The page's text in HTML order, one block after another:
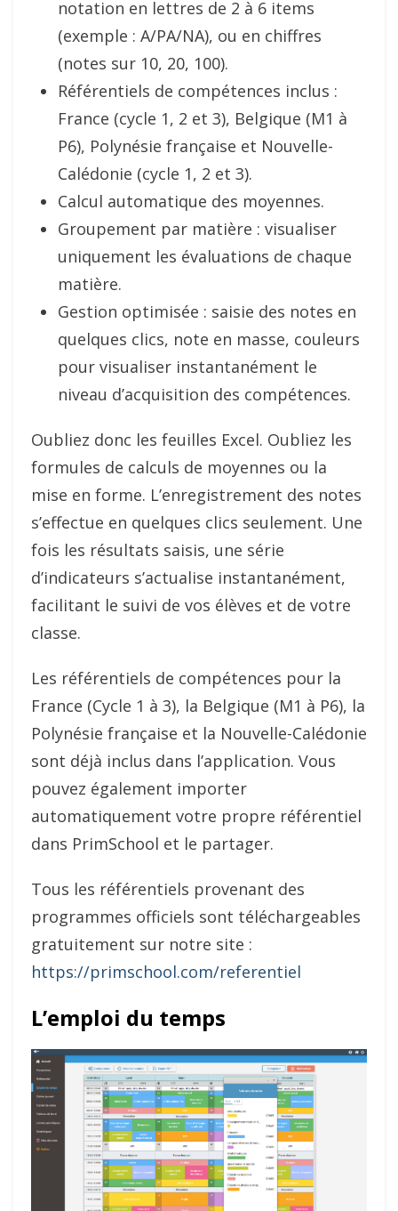
notation en lettres de 2 à 6 items
(exemple : A/PA/NA), ou en chiffres
(notes sur 10, 20, 100).
Référentiels de compétences inclus :
France (cycle 1, 2 et 3), Belgique (M1 à
P6), Polynésie française et Nouvelle-
Calédonie (cycle 1, 2 et 3).
Calcul automatique des moyennes.
Groupement par matière : visualiser
uniquement les évaluations de chaque
matière.
Gestion optimisée : saisie des notes en
quelques clics, note en masse, couleurs
pour visualiser instantanément le
niveau d’acquisition des compétences.
Oubliez donc les feuilles Excel. Oubliez les
formules de calculs de moyennes ou la
mise en forme. L’enregistrement des notes
s’effectue en quelques clics seulement. Une
fois les résultats saisis, une série
d’indicateurs s’actualise instantanément,
facilitant le suivi de vos élèves et de votre
classe.
Les référentiels de compétences pour la
France (Cycle 1 à 3), la Belgique (M1 à P6), la
Polynésie française et la Nouvelle-Calédonie
sont déjà inclus dans l’application. Vous
pouvez également importer
automatiquement votre propre référentiel
dans PrimSchool et le partager.
Tous les référentiels provenant des
programmes officiels sont téléchargeables
gratuitement sur notre site :
https://primschool.com/referentiel
L’emploi du temps